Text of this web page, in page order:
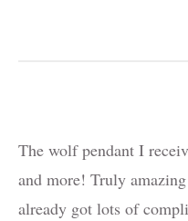
The wolf pendant I
and more! Truly
already got lots of